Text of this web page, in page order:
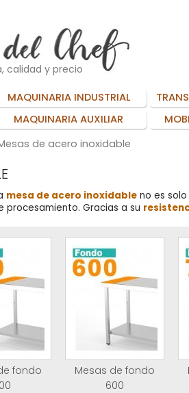
calidad y precio
MAQUINARIA INDUSTRIAL
MAQUINARIA AUXILIAR
de acero inoxidable
mesa de acero inoxidable no es
Gracias a su
fondo
Mesas de fondo
600